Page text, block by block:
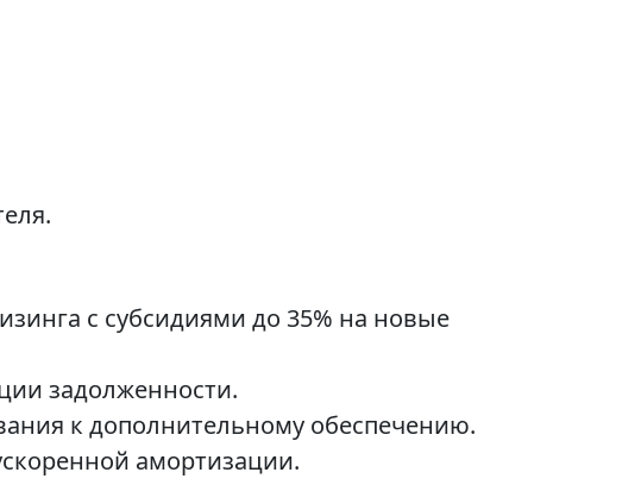
с субсидиями до 35% на новые
задолженности.
к дополнительному обеспечению.
амортизации.